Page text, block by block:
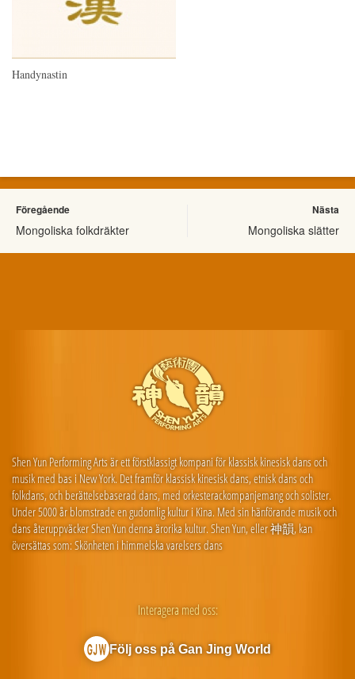
Handynastin
Föregående
Mongoliska folkdräkter
Nästa
Mongoliska slätter
Shen Yun Performing Arts är ett förstklassigt kompani för klassisk kinesisk dans och
musik med bas i New York. Det framför klassisk kinesisk dans, etnisk dans och
folkdans, och berättelsebaserad dans, med orkesterackompanjemang och solister.
Under 5000 år blomstrade en gudomlig kultur i Kina. Med sin hänförande musik och
dans återuppväcker Shen Yun denna ärorika kultur. Shen Yun, eller 神韻, kan
översättas som: Skönheten i himmelska varelsers dans
Interagera med oss:
Följ oss på Gan Jing World